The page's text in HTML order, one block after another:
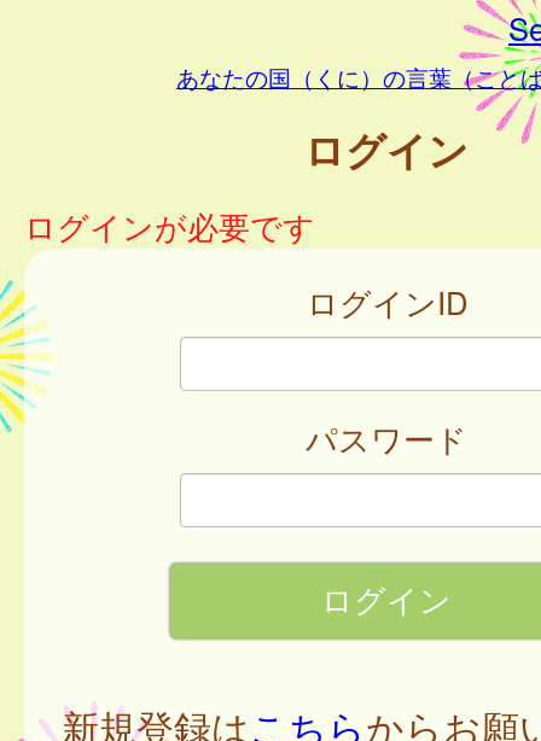
あなたの国（くに）の言葉（こと
ログイン
ログインが必要です
ログインID
パスワード
新規登録はこちらからお願